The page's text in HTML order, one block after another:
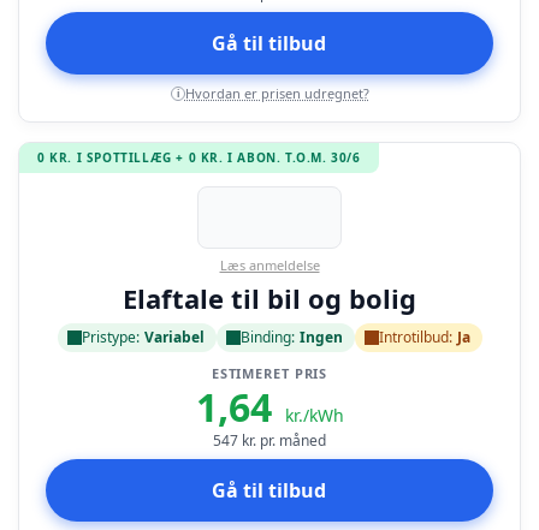
Gå til tilbud
i Hvordan er prisen udregnet?
0 KR. I SPOTTILLÆG + 0 KR. I ABON. T.O.M. 30/6
Læs anmeldelse
Elaftale til bil og bolig
Pristype: Variabel Binding: Ingen Introtilbud: Ja
ESTIMERET PRIS
1,64 kr./kWh
547 kr. pr. måned
Gå til tilbud